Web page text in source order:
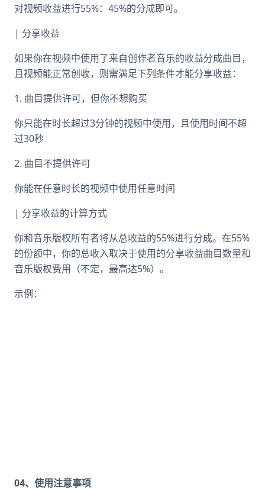
对视频收益进行55%：45%的分成即可。
| 分享收益
如果你在视频中使用了来自创作者音乐的收益分成曲目，
且视频能正常创收，则需满足下列条件才能分享收益：
1. 曲目提供许可，但你不想购买
你只能在时长超过3分钟的视频中使用，且使用时间不超
过30秒
2. 曲目不提供许可
你能在任意时长的视频中使用任意时间
| 分享收益的计算方式
你和音乐版权所有者将从总收益的55%进行分成。在55%
的份额中，你的总收入取决于使用的分享收益曲目数量和
音乐版权费用（不定，最高达5%）。
示例：
04、使用注意事项